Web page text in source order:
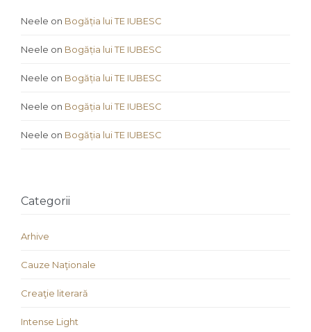
Neele on Bogăția lui TE IUBESC
Neele on Bogăția lui TE IUBESC
Neele on Bogăția lui TE IUBESC
Neele on Bogăția lui TE IUBESC
Neele on Bogăția lui TE IUBESC
Categorii
Arhive
Cauze Naţionale
Creaţie literară
Intense Light